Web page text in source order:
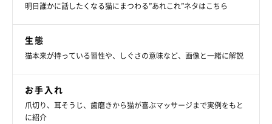
しているのでしょう。
そのため、このときのリラックス度はやや低め。また、香箱座り
をしていて気になることがあったときにも、このように足裏を床
につけて座ることがあります。
一般的には、両方の前足を体の下に隠したポーズを「香箱座り」
明日誰かに話したくなる猫にまつわる”あれこれ”ネタはこちら
生態
猫本来が持っている習性や、しぐさの意味など、画像と一緒に解説
お手入れ
爪切り、耳そうじ、歯磨きから猫が喜ぶマッサージまで実例をもと
に紹介